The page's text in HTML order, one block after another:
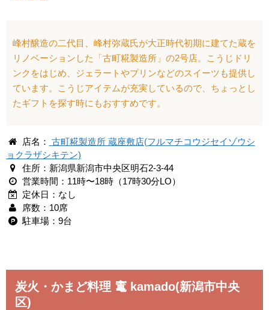
峰村醸造の二代目、峰村弥蔵氏が大正時代初期に建てた蔵を
リノベーションした「古町糀製造所」の2号店。こうじドリ
ンクをはじめ、ジェラートやプリンなどのスイーツも提供し
ています。こうじアイテムが充実しているので、ちょっとし
たギフトを探す時にもおすすめです。
店名： 古町糀製造所 蔵座敷店(フルマチコウジセイゾウシ
ョクラザシキテン)
住所：新潟県新潟市中央区明石2-3-44
営業時間：11時〜18時（17時30分LO）
定休日：なし
席数：10席
駐車場：9台
炭火・かまど料理 竃 kamado(新潟市中央
区)